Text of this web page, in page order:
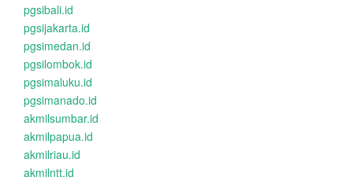
pgsibali.id
pgsijakarta.id
pgsimedan.id
pgsilombok.id
pgsimaluku.id
pgsimanado.id
akmilsumbar.id
akmilpapua.id
akmilriau.id
akmilntt.id